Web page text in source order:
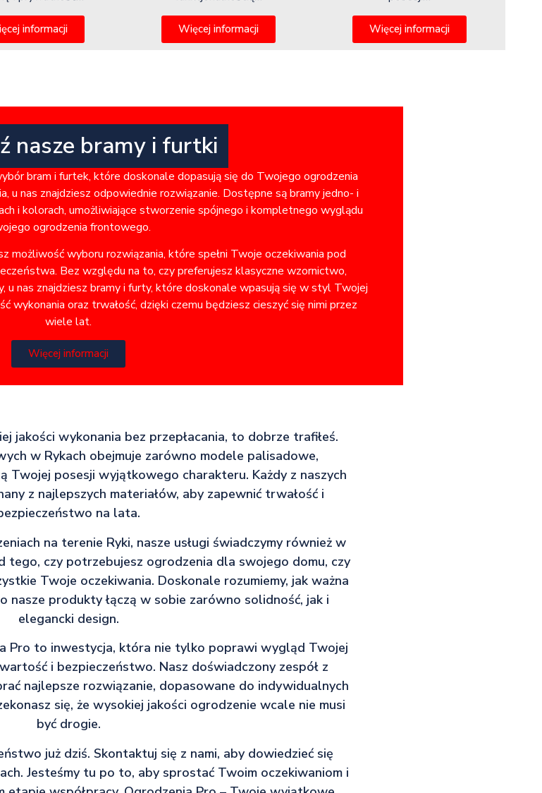
informacji Więcej informacji Więcej informacji
nasze bramy i furtki
bram i furtek, które doskonale dopasują się do Twojego ogrodzenia
nas znajdziesz odpowiednie rozwiązanie. Dostępne są bramy jedno- i
i kolorach, umożliwiające stworzenie spójnego i kompletnego wyglądu
ogrodzenia frontowego.
możliwość wyboru rozwiązania, które spełni Twoje oczekiwania pod
Bez względu na to, czy preferujesz klasyczne wzornictwo,
u nas znajdziesz bramy i furty, które doskonale wpasują się w styl Twojej
wykonania oraz trwałość, dzięki czemu będziesz cieszyć się nimi przez
wiele lat.
Więcej informacji
jakości wykonania bez przepłacania, to dobrze trafiłeś.
w Rykach obejmuje zarówno modele palisadowe,
Twojej posesji wyjątkowego charakteru. Każdy z naszych
z najlepszych materiałów, aby zapewnić trwałość i
na lata.
na terenie Ryki, nasze usługi świadczymy również w
tego, czy potrzebujesz ogrodzenia dla swojego domu, czy
Twoje oczekiwania. Doskonale rozumiemy, jak ważna
nasze produkty łączą w sobie zarówno solidność, jak i
elegancki design.
Pro to inwestycja, która nie tylko poprawi wygląd Twojej
i bezpieczeństwo. Nasz doświadczony zespół z
najlepsze rozwiązanie, dopasowane do indywidualnych
się, że wysokiej jakości ogrodzenie wcale nie musi
być drogie.
już dziś. Skontaktuj się z nami, aby dowiedzieć się
Jesteśmy tu po to, aby sprostać Twoim oczekiwaniom i